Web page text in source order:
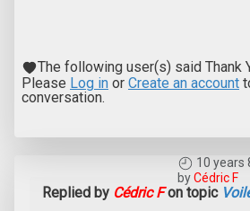
The following user(s) said Thank
Please Log in or Create an account
conversation.
10 years
byCédric F
Replied by Cédric Fon topic